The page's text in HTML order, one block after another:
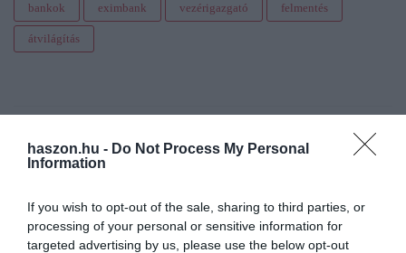
haszon.hu - Do Not Process My Personal
Information
If you wish to opt-out of the sale, sharing to third parties, or
processing of your personal or sensitive information for
targeted advertising by us, please use the below opt-out
bankok eximbank vezérigazgató felmentés
átvilágítás